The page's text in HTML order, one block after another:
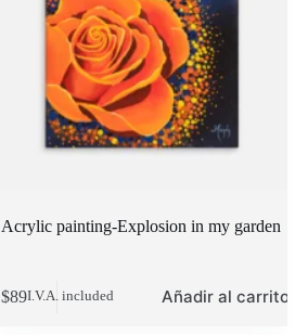
Acrylic painting-Explosion in my garden
$89I.V.A. included Añadir al carrito